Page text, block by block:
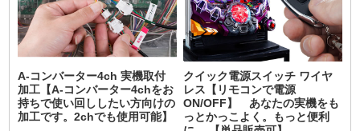
A-コンバーター4ch 実機取付
加工【A-コンバーター4chをお
持ちで使い回ししたい方向けの
加工です。2chでも使用可能】
クイック電源スイッチ ワイヤ
レス【リモコンで電源
ON/OFF】 あなたの実機をも
っとかっこよく。もっと便利